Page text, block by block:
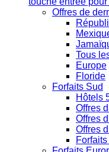
Offres de
Tous
Europe
Floride
Forfaits Sud
Hôtels
Offres
Offres
Offres